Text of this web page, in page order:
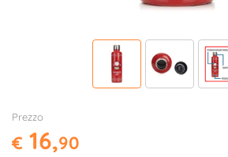
Prezzo
€ 16,90